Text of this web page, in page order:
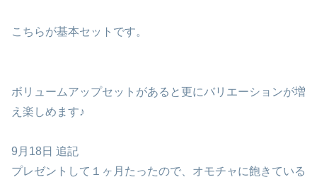
こちらが基本セットです。
ボリュームアップセットがあると更にバリエーションが増
え楽しめます♪
9月18日 追記
プレゼントして１ヶ月たったので、オモチャに飽きている